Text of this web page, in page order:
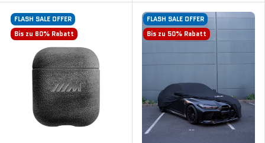
FLASH SALE OFFER
Bis zu 60% Rabatt
FLASH SALE OFFER
Bis zu 50% Rabatt